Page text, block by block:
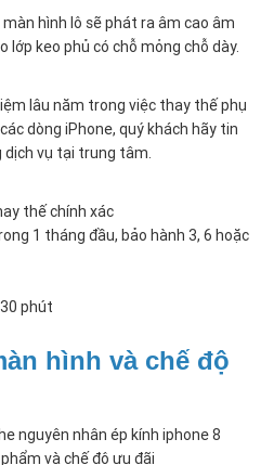
hình lô sẽ phát ra âm cao âm
lớp keo phủ có chỗ mỏng chỗ dày.
lâu năm trong việc thay thế phụ
dòng iPhone, quý khách hãy tin
dịch vụ tại trung tâm.
thế chính xác
1 tháng đầu, bảo hành 3, 6 hoặc
phút
hình và chế độ
nguyên nhân ép kính iphone 8
và chế độ ưu đãi